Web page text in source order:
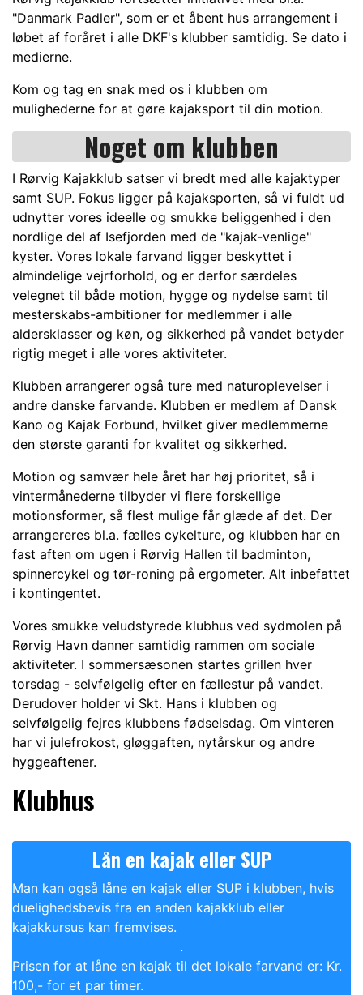
"Danmark Padler", som er et åbent hus arrangement i
løbet af foråret i alle DKF's klubber samtidig. Se dato i
medierne.
Kom og tag en snak med os i klubben om
mulighederne for at gøre kajaksport til din motion.
Noget om klubben
I Rørvig Kajakklub satser vi bredt med alle kajaktyper
samt SUP. Fokus ligger på kajaksporten, så vi fuldt ud
udnytter vores ideelle og smukke beliggenhed i den
nordlige del af Isefjorden med de "kajak-venlige"
kyster. Vores lokale farvand ligger beskyttet i
almindelige vejrforhold, og er derfor særdeles
velegnet til både motion, hygge og nydelse samt til
mesterskabs-ambitioner for medlemmer i alle
aldersklasser og køn, og sikkerhed på vandet betyder
rigtig meget i alle vores aktiviteter.
Klubben arrangerer også ture med naturoplevelser i
andre danske farvande. Klubben er medlem af Dansk
Kano og Kajak Forbund, hvilket giver medlemmerne
den største garanti for kvalitet og sikkerhed.
Motion og samvær hele året har høj prioritet, så i
vintermånederne tilbyder vi flere forskellige
motionsformer, så flest mulige får glæde af det. Der
arrangereres bl.a. fælles cykelture, og klubben har en
fast aften om ugen i Rørvig Hallen til badminton,
spinnercykel og tør-roning på ergometer. Alt inbefattet
i kontingentet.
Vores smukke veludstyrede klubhus ved sydmolen på
Rørvig Havn danner samtidig rammen om sociale
aktiviteter. I sommersæsonen startes grillen hver
torsdag - selvfølgelig efter en fællestur på vandet.
Derudover holder vi Skt. Hans i klubben og
selvfølgelig fejres klubbens fødselsdag. Om vinteren
har vi julefrokost, gløggaften, nytårskur og andre
hyggeaftener.
Klubhus
Lån en kajak eller SUP
Man kan også låne en kajak eller SUP i klubben, hvis
duelighedsbevis fra en anden kajakklub eller
kajakkursus kan fremvises.
.
Prisen for at låne en kajak til det lokale farvand er: Kr.
100,- for et par timer.